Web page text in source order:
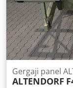
motor: 5,5kW
mesin: 3200mm
Gergaji panel
ALTENDORF